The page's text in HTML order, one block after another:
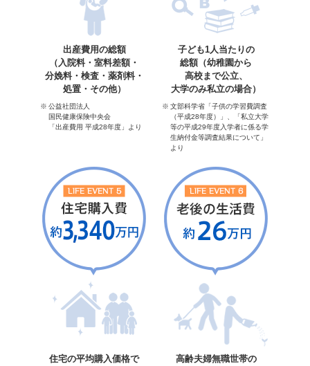
出産費用の総額
（入院料・室料差額・
分娩料・検査・薬剤料・
処置・その他）
公益社団法人
国民健康保険中央会
「出産費用 平成28年度」より
子ども1人当たりの
総額（幼稚園から
高校まで公立、
大学のみ私立の場合）
文部科学省「子供の学習費調査
（平成28年度）」、「私立大学
等の平成29年度入学者に係る学
生納付金等調査結果について」
より
住宅の平均購入価格で
高齢夫婦無職世帯の